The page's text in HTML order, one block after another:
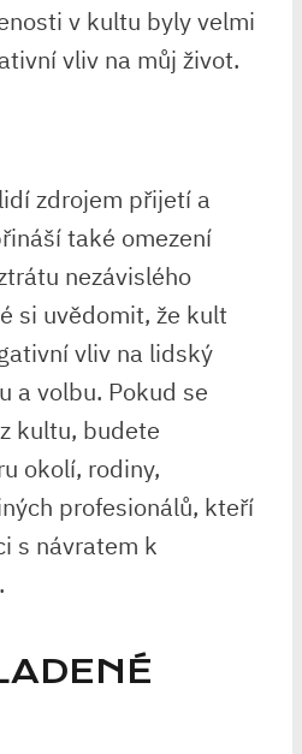
v kultu byly velmi
vliv na můj život.
zdrojem přijetí a
také omezení
nezávislého
si uvědomit, že kult
vliv na lidský
a volbu. Pokud se
kultu, budete
okolí, rodiny,
profesionálů, kteří
s návratem k